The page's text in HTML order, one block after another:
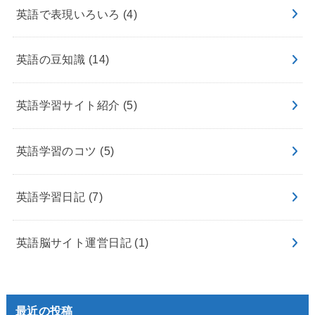
英語で表現いろいろ (4)
英語の豆知識 (14)
英語学習サイト紹介 (5)
英語学習のコツ (5)
英語学習日記 (7)
英語脳サイト運営日記 (1)
最近の投稿